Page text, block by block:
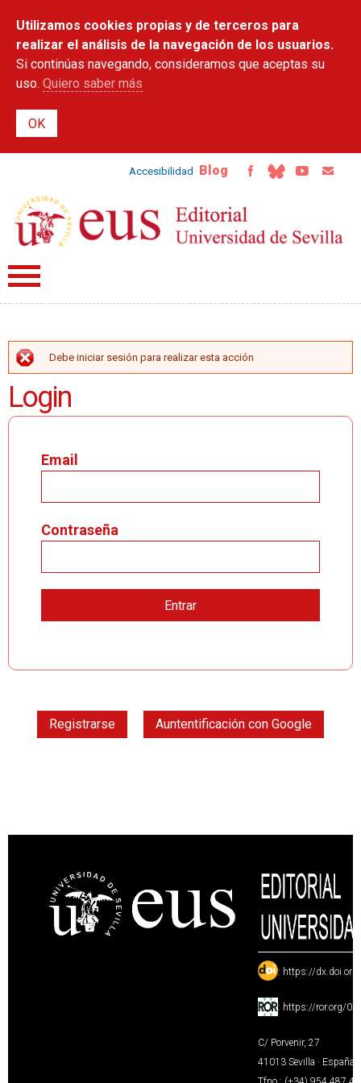
contenido
principal
Utilizamos cookies propias y de terceros para
realizar el análisis de la navegación de los usuarios.
Si continúas navegando, consideramos que aceptas su
uso. Quiero saber más
Accesibilidad Blog
MENSAJE DE ERROR
Debe iniciar sesión para realizar esta acción
Login
Email
Contraseña
Registrarse Auntentificación con Google
: https://
: https://ror.org/
C/ Porvenir, 27
41013 Sevilla · España